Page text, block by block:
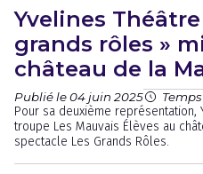
Yvelines Théâtre
grands rôles »
château de la
Publié le 04 juin 2025
Pour sa deuxième
troupe Les Mauvais Élèves au
spectacle Les Grands Rôles.